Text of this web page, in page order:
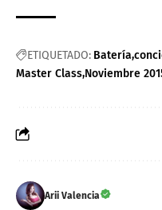
ETIQUETADO: Batería
Master Class Noviembre
Arii Valencia